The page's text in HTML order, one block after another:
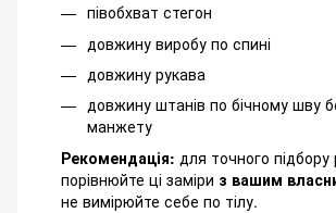
півобхват стегон
довжину виробу по спині
довжину рукава
довжину штанів по бічному шву
манжету
Рекомендація: для точного підбору
порівнюйте ці заміри з вашим
не вимірюйте себе по тілу.